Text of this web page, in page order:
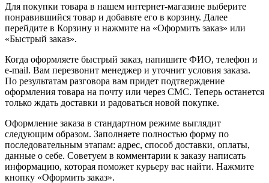
Для покупки товара в нашем интернет-магазине выберите
понравившийся товар и добавьте его в корзину. Далее
перейдите в Корзину и нажмите на «Оформить заказ» или
«Быстрый заказ».
Когда оформляете быстрый заказ, напишите ФИО, телефон и
e-mail. Вам перезвонит менеджер и уточнит условия заказа.
По результатам разговора вам придет подтверждение
оформления товара на почту или через СМС. Теперь останется
только ждать доставки и радоваться новой покупке.
Оформление заказа в стандартном режиме выглядит
следующим образом. Заполняете полностью форму по
последовательным этапам: адрес, способ доставки, оплаты,
данные о себе. Советуем в комментарии к заказу написать
информацию, которая поможет курьеру вас найти. Нажмите
кнопку «Оформить заказ».